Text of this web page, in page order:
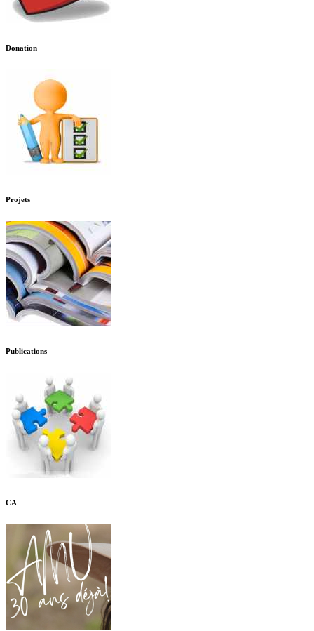
Donation
Projets
Publications
CA